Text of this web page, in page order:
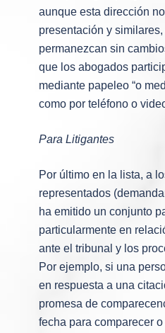
aunque esta dirección
presentación y
permanezcan sin
que los abogados
mediante papeleo “o
como por teléfono o
Para Litigantes
Por último en la lista, a
representados
ha emitido un conjunto
particularmente en
ante el tribunal y los
Por ejemplo, si una
en respuesta a una
promesa de
fecha para comparecer